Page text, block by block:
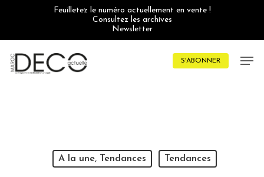
Feuilletez le numéro actuellement en vente !
Consultez les archives
Newsletter
S'ABONNER
A la une, Tendances Tendances